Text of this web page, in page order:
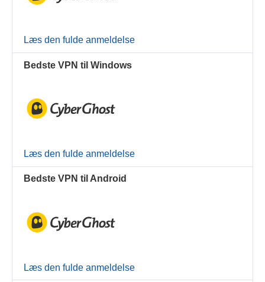
Læs den fulde anmeldelse
Bedste VPN til Windows
Læs den fulde anmeldelse
Bedste VPN til Android
Læs den fulde anmeldelse